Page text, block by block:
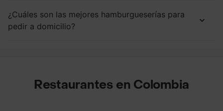
¿Cuáles son las mejores hamburgueserías para
pedir a domicilio?
Restaurantes en Colombia